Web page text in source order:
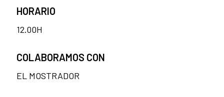
HORARIO
12.00H
COLABORAMOS CON
EL MOSTRADOR